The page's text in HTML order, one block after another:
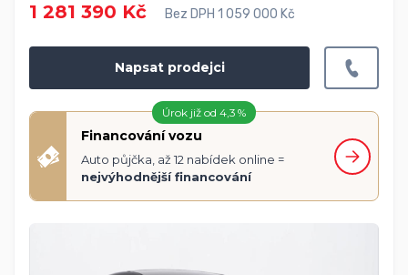
1 281 390 Kč Bez DPH 1 059 000 Kč
Napsat prodejci
Úrok již od 4,3 %
Financování vozu
Auto půjčka, až 12 nabídek online =
nejvýhodnější financování